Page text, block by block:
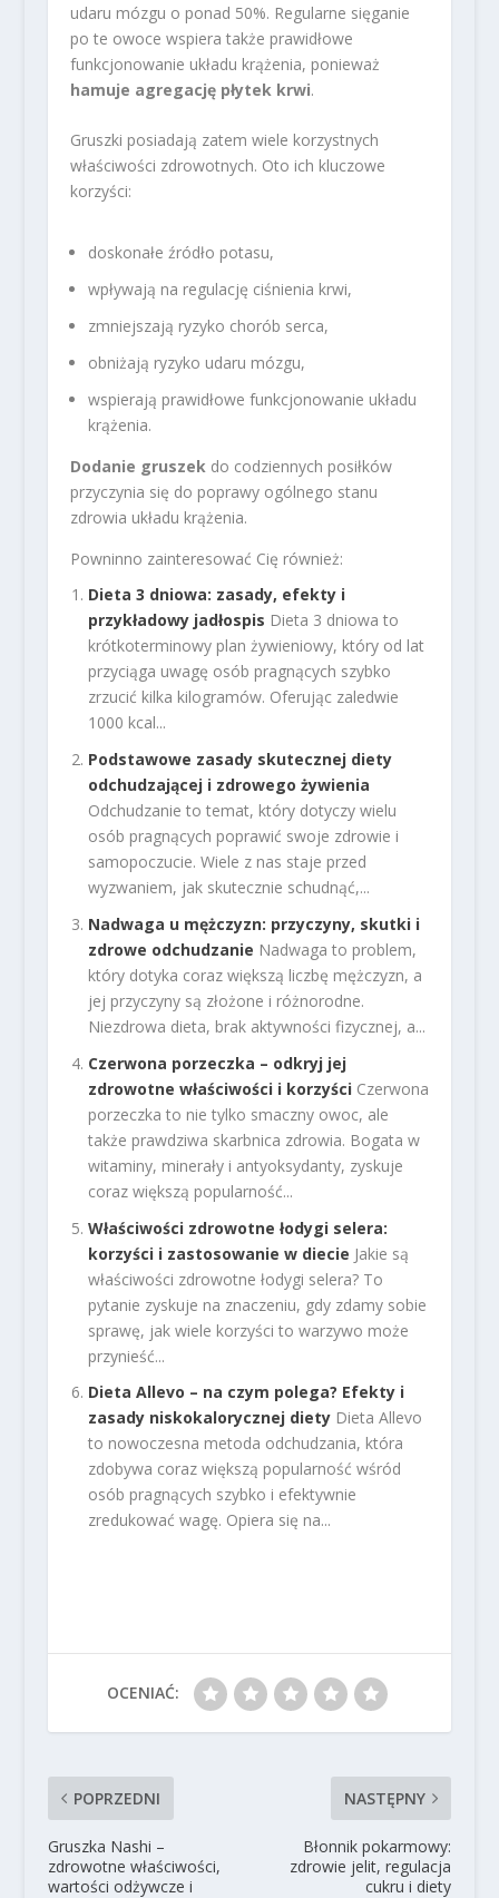
udaru mózgu o ponad 50%. Regularne sięganie
po te owoce wspiera także prawidłowe
funkcjonowanie układu krążenia, ponieważ
hamuje agregację płytek krwi.
Gruszki posiadają zatem wiele korzystnych
właściwości zdrowotnych. Oto ich kluczowe
korzyści:
doskonałe źródło potasu,
wpływają na regulację ciśnienia krwi,
zmniejszają ryzyko chorób serca,
obniżają ryzyko udaru mózgu,
wspierają prawidłowe funkcjonowanie układu
krążenia.
Dodanie gruszek do codziennych posiłków
przyczynia się do poprawy ogólnego stanu
zdrowia układu krążenia.
Powninno zainteresować Cię również:
Dieta 3 dniowa: zasady, efekty i
przykładowy jadłospis Dieta 3 dniowa to
krótkoterminowy plan żywieniowy, który od lat
przyciąga uwagę osób pragnących szybko
zrzucić kilka kilogramów. Oferując zaledwie
1000 kcal...
Podstawowe zasady skutecznej diety
odchudzającej i zdrowego żywienia
Odchudzanie to temat, który dotyczy wielu
osób pragnących poprawić swoje zdrowie i
samopoczucie. Wiele z nas staje przed
wyzwaniem, jak skutecznie schudnąć,...
Nadwaga u mężczyzn: przyczyny, skutki i
zdrowe odchudzanie Nadwaga to problem,
który dotyka coraz większą liczbę mężczyzn, a
jej przyczyny są złożone i różnorodne.
Niezdrowa dieta, brak aktywności fizycznej, a...
Czerwona porzeczka – odkryj jej
zdrowotne właściwości i korzyści Czerwona
porzeczka to nie tylko smaczny owoc, ale
także prawdziwa skarbnica zdrowia. Bogata w
witaminy, minerały i antyoksydanty, zyskuje
coraz większą popularność...
Właściwości zdrowotne łodygi selera:
korzyści i zastosowanie w diecie Jakie są
właściwości zdrowotne łodygi selera? To
pytanie zyskuje na znaczeniu, gdy zdamy sobie
sprawę, jak wiele korzyści to warzywo może
przynieść...
Dieta Allevo – na czym polega? Efekty i
zasady niskokalorycznej diety Dieta Allevo
to nowoczesna metoda odchudzania, która
zdobywa coraz większą popularność wśród
osób pragnących szybko i efektywnie
zredukować wagę. Opiera się na...
OCENIAĆ:
POPRZEDNI
Gruszka Nashi –
zdrowotne właściwości,
wartości odżywcze i
NASTĘPNY
Błonnik pokarmowy:
zdrowie jelit, regulacja
cukru i diety